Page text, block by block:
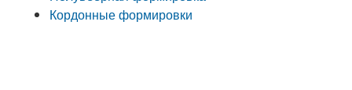
Кордонные формировки